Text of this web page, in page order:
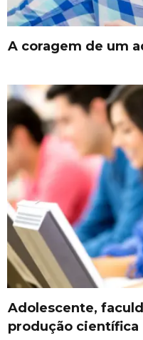
A coragem de um
Adolescente,
produção científica